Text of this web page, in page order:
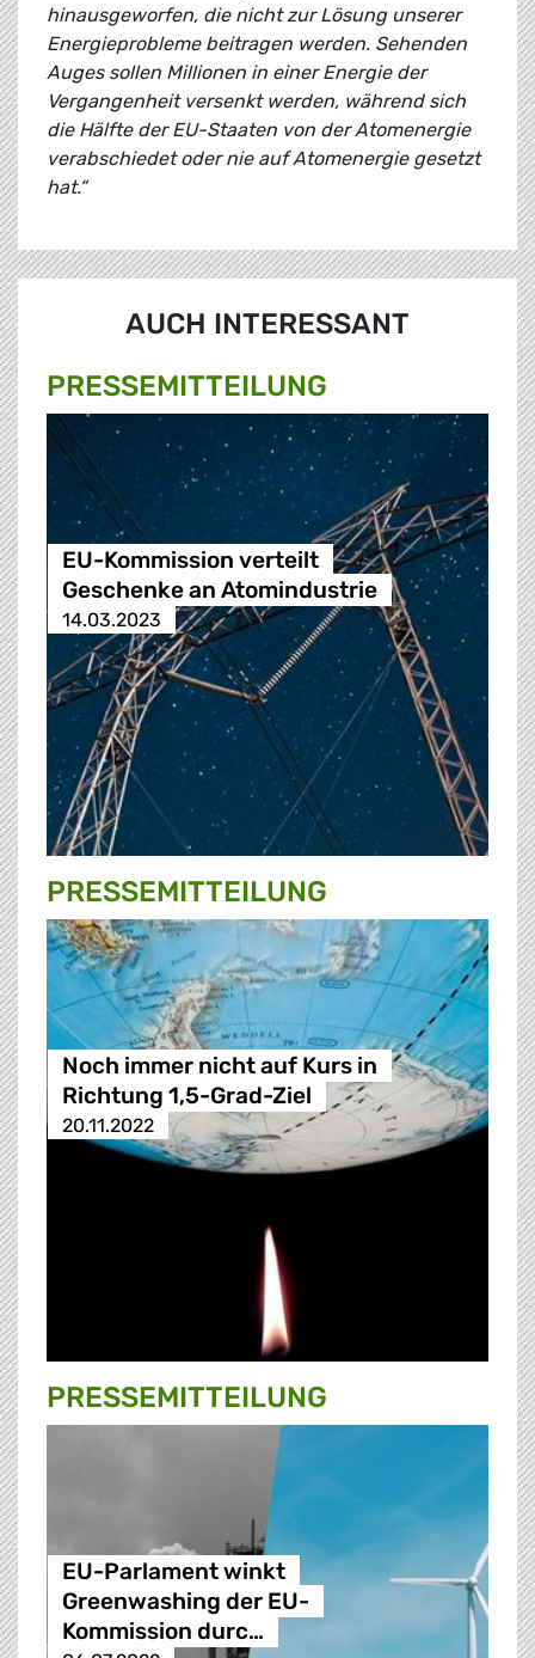
hinausgeworfen, die nicht zur Lösung unserer
Energieprobleme beitragen werden. Sehenden
Auges sollen Millionen in einer Energie der
Vergangenheit versenkt werden, während sich
die Hälfte der EU-Staaten von der Atomenergie
verabschiedet oder nie auf Atomenergie gesetzt
hat.“
AUCH INTERESSANT
PRESSE­MITTEILUNG
EU-Kommission verteilt
Geschenke an Atomindustrie
14.03.2023
PRESSE­MITTEILUNG
Noch immer nicht auf Kurs in
Richtung 1,5-Grad-Ziel
20.11.2022
PRESSE­MITTEILUNG
EU-Parlament winkt
Greenwashing der EU-
Kommission durc…